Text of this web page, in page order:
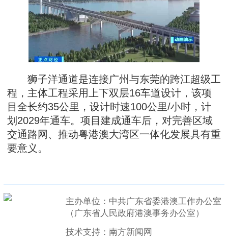
狮子洋通道是连接广州与东莞的跨江超级工
程，主体工程采用上下双层16车道设计，该项
目全长约35公里，设计时速100公里/小时，计
划2029年通车。项目建成通车后，对完善区域
交通路网、推动粤港澳大湾区一体化发展具有重
要意义。
主办单位：中共广东省委港澳工作办公室
（广东省人民政府港澳事务办公室）
技术支持：南方新闻网